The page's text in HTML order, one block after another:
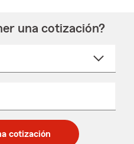
una cotización?
cotización